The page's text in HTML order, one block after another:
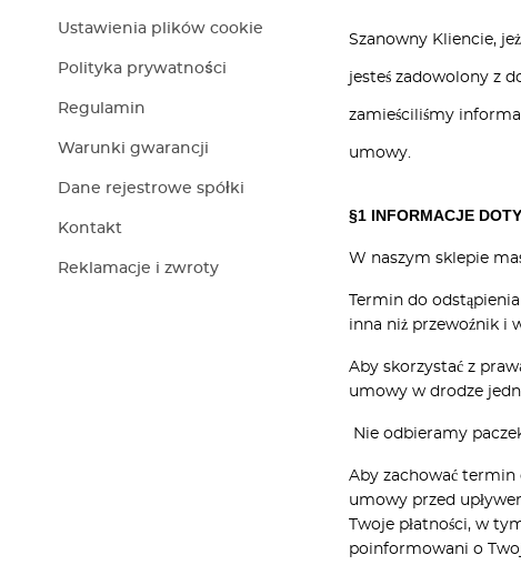
Ustawienia plików cookie
Polityka prywatności
Regulamin
Warunki gwarancji
Dane rejestrowe spółki
Kontakt
Reklamacje i zwroty
Szanowny Kliencie,
jesteś zadowolony z
zamieściliśmy
umowy.
§1 INFORMACJE
W naszym sklepie
Termin do
inna niż przewoźnik i
Aby skorzystać z
umowy w drodze
Nie odbieramy
Aby zachować termin
umowy przed
Twoje płatności, w
poinformowani o